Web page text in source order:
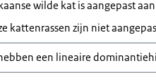
wilde kat is aangepast
kattenrassen zijn niet
een lineaire